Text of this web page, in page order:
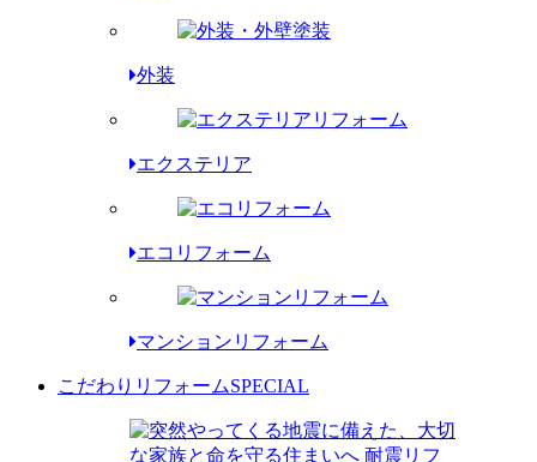
外装
エクステリア
エコリフォーム
マンションリフォーム
こだわりリフォームSPECIAL